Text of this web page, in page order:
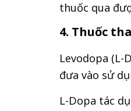
thuốc qua
4. Thuốc
Levodopa
đưa vào sử
L-Dopa tác